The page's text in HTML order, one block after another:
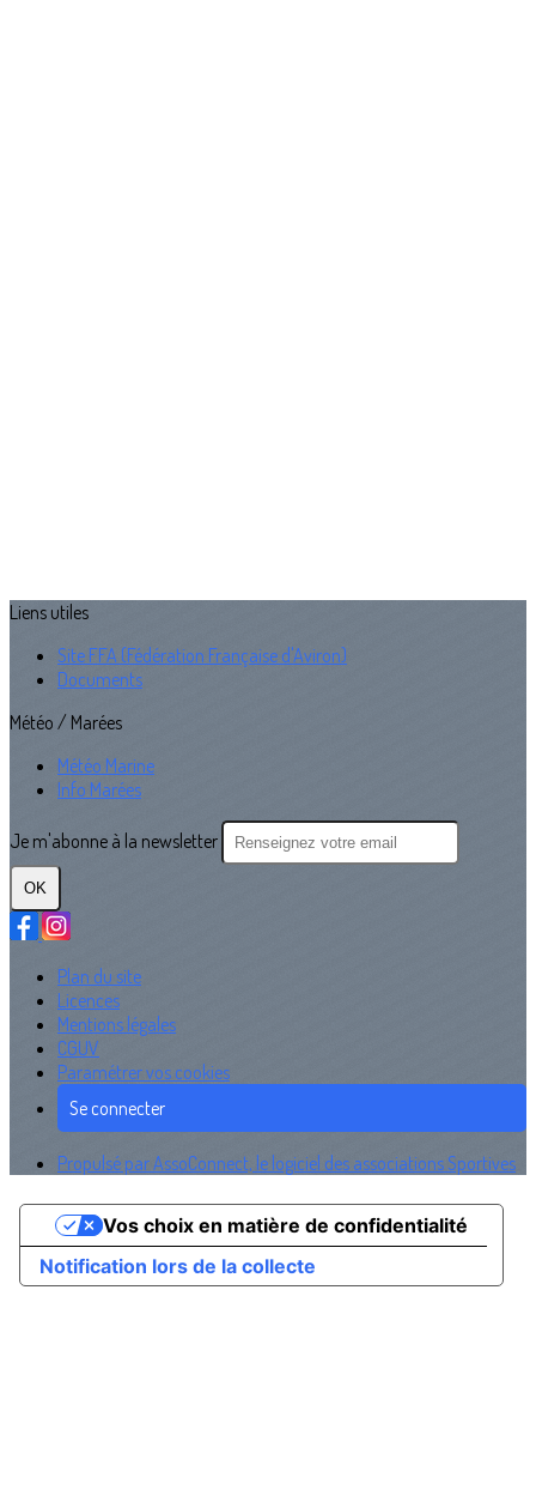
Liens utiles
Site FFA (Fédération Française d'Aviron)
Documents
Météo / Marées
Météo Marine
Info Marées
Je m'abonne à la newsletter
OK
Plan du site
Licences
Mentions légales
CGUV
Paramétrer vos cookies
Se connecter
Propulsé par AssoConnect, le logiciel des associations Sportives
Notification lors de la collecte
Vos choix en matière de confidentialité